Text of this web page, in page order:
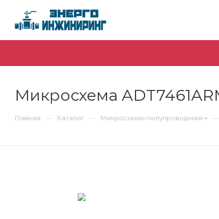
Микросхема
Главная — Каталог — Микросхемы-полупроводники —